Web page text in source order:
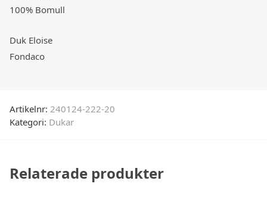
100% Bomull
Duk Eloise
Fondaco
Artikelnr: 240124-222-20
Kategori: Dukar
Relaterade produkter